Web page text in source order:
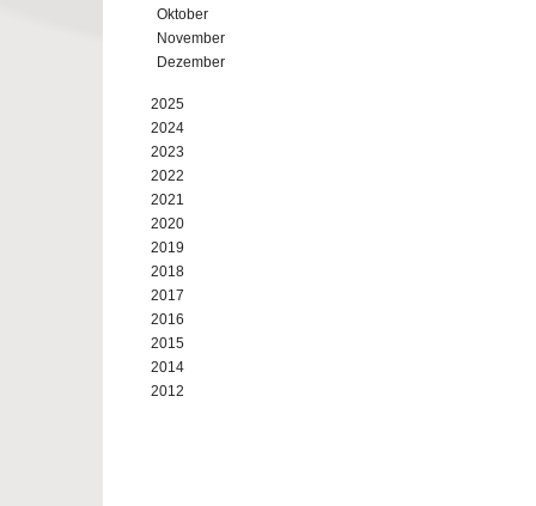
Oktober
November
Dezember
2025
2024
2023
2022
2021
2020
2019
2018
2017
2016
2015
2014
2012